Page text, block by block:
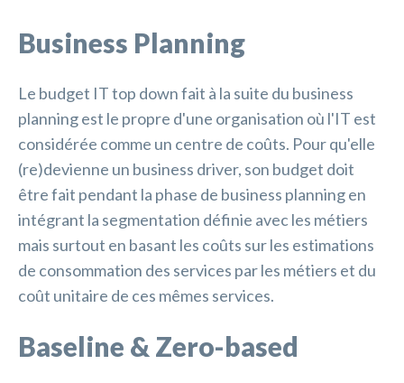
Business Planning
Le budget IT top down fait à la suite du business
planning est le propre d'une organisation où l'IT est
considérée comme un centre de coûts. Pour qu'elle
(re)devienne un business driver, son budget doit
être fait pendant la phase de business planning en
intégrant la segmentation définie avec les métiers
mais surtout en basant les coûts sur les estimations
de consommation des services par les métiers et du
coût unitaire de ces mêmes services.
Baseline & Zero-based